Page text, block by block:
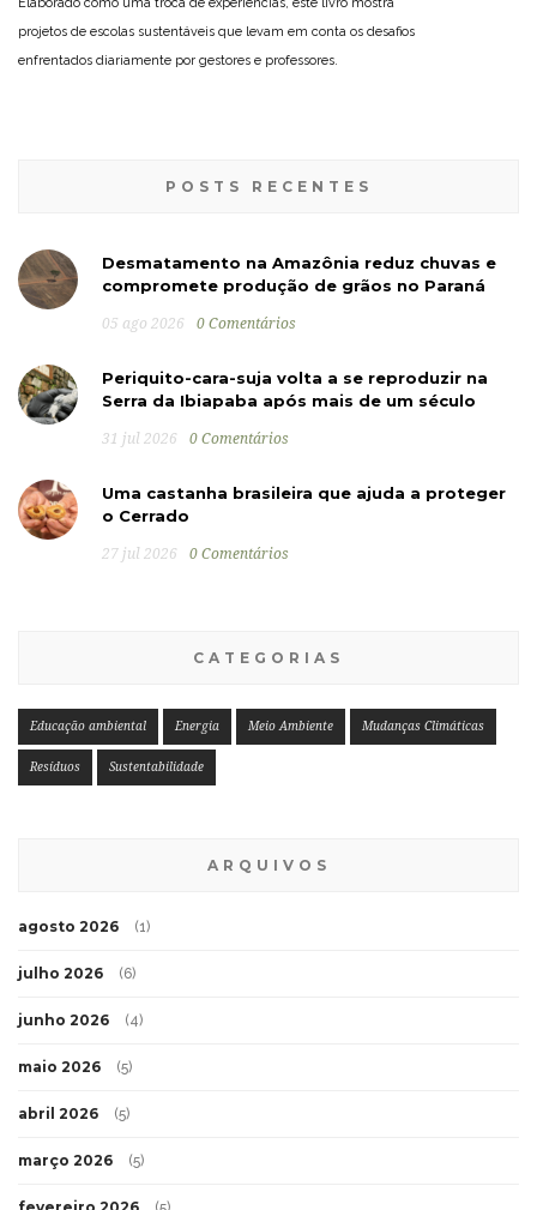
projetos de escolas sustentáveis que levam em conta os desafios
enfrentados diariamente por gestores e professores.
POSTS RECENTES
Desmatamento na Amazônia reduz chuvas e
compromete produção de grãos no Paraná
05 ago 2026 0 Comentários
Periquito-cara-suja volta a se reproduzir na
Serra da Ibiapaba após mais de um século
31 jul 2026 0 Comentários
Uma castanha brasileira que ajuda a proteger
o Cerrado
27 jul 2026 0 Comentários
CATEGORIAS
Educação ambiental Energia Meio Ambiente Mudanças Climáticas
Resíduos Sustentabilidade
ARQUIVOS
agosto 2026 (1)
julho 2026 (6)
junho 2026 (4)
maio 2026 (5)
abril 2026 (5)
março 2026 (5)